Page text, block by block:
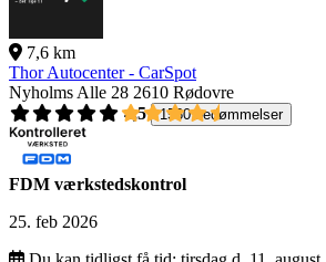
7,6 km
Thor Autocenter - CarSpot
Nyholms Alle 28 2610 Rødovre
4,5
1560 bedømmelser
FDM værkstedskontrol
25. feb 2026